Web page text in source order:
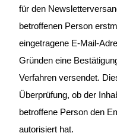
für den
betroffenen Person
eingetragene E-Mail-
Gründen eine
Verfahren versendet.
Überprüfung, ob der
betroffene Person den
autorisiert hat.